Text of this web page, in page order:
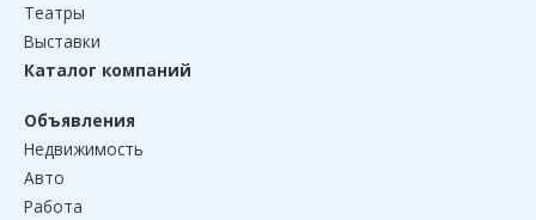
Театры
Выставки
Каталог компаний
Объявления
Недвижимость
Авто
Работа